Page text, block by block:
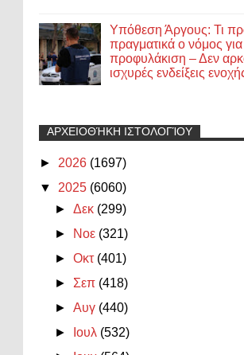
Υπόθεση Άργους: Τι
πραγματικά ο νόμος για
προφυλάκιση – Δεν
ισχυρές ενδείξεις
ΑΡΧΕΙΟΘΉΚΗ ΙΣΤΟΛΟΓΊΟΥ
► 2026 (1697)
▼ 2025 (6060)
►Δεκ (299)
►
Νοε (321)
►Οκτ (401)
► Σεπ (418)
►Αυγ (440)
►
Ιουλ (532)